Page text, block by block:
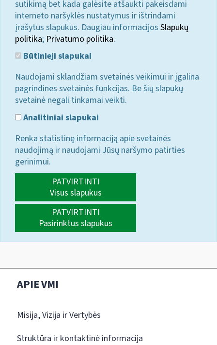
sutikimą bet kada galėsite atšaukti pakeisdami
interneto naršyklės nustatymus ir ištrindami
įrašytus slapukus. Daugiau informacijos Slapukų
politika; Privatumo politika.
Būtinieji slapukai
Naudojami sklandžiam svetainės veikimui ir įgalina
pagrindines svetainės funkcijas. Be šių slapukų
svetainė negali tinkamai veikti.
Analitiniai slapukai
Renka statistinę informaciją apie svetainės
naudojimą ir naudojami Jūsų naršymo patirties
gerinimui.
PATVIRTINTI
Visus slapukus
PATVIRTINTI
Pasirinktus slapukus
APIE VMI
Misija, Vizija ir Vertybės
Struktūra ir kontaktinė informacija